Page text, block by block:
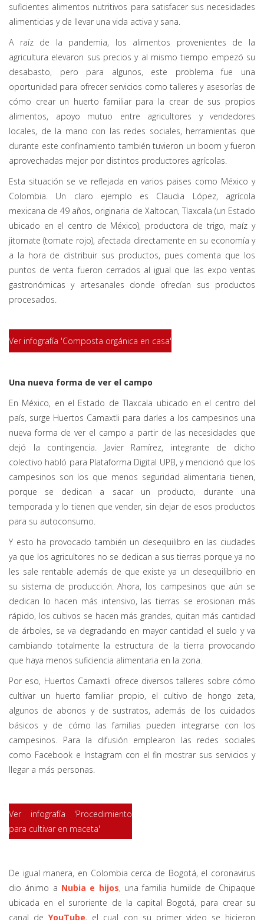
suficientes alimentos nutritivos para satisfacer sus necesidades
alimenticias y de llevar una vida activa y sana.
A raíz de la pandemia, los alimentos provenientes de la
agricultura elevaron sus precios y al mismo tiempo empezó su
desabasto, pero para algunos, este problema fue una
oportunidad para ofrecer servicios como talleres y asesorías de
cómo crear un huerto familiar para la crear de sus propios
alimentos, apoyo mutuo entre agricultores y vendedores
locales, de la mano con las redes sociales, herramientas que
durante este confinamiento también tuvieron un boom y fueron
aprovechadas mejor por distintos productores agrícolas.
Esta situación se ve reflejada en varios paises como México y
Colombia. Un claro ejemplo es Claudia López, agrícola
mexicana de 49 años, originaria de Xaltocan, Tlaxcala (un Estado
ubicado en el centro de México), productora de trigo, maíz y
jitomate (tomate rojo), afectada directamente en su economía y
a la hora de distribuir sus productos, pues comenta que los
puntos de venta fueron cerrados al igual que las expo ventas
gastronómicas y artesanales donde ofrecían sus productos
procesados.
Ver infografía 'Composta orgánica en casa'
Una nueva forma de ver el campo
En México, en el Estado de Tlaxcala ubicado en el centro del
país, surge Huertos Camaxtli para darles a los campesinos una
nueva forma de ver el campo a partir de las necesidades que
dejó la contingencia. Javier Ramírez, integrante de dicho
colectivo habló para Plataforma Digital UPB, y mencionó que los
campesinos son los que menos seguridad alimentaria tienen,
porque se dedican a sacar un producto, durante una
temporada y lo tienen que vender, sin dejar de esos productos
para su autoconsumo.
Y esto ha provocado también un desequilibro en las ciudades
ya que los agricultores no se dedican a sus tierras porque ya no
les sale rentable además de que existe ya un desequilibrio en
su sistema de producción. Ahora, los campesinos que aún se
dedican lo hacen más intensivo, las tierras se erosionan más
rápido, los cultivos se hacen más grandes, quitan más cantidad
de árboles, se va degradando en mayor cantidad el suelo y va
cambiando totalmente la estructura de la tierra provocando
que haya menos suficiencia alimentaria en la zona.
Por eso, Huertos Camaxtli ofrece diversos talleres sobre cómo
cultivar un huerto familiar propio, el cultivo de hongo zeta,
algunos de abonos y de sustratos, además de los cuidados
básicos y de cómo las familias pueden integrarse con los
campesinos. Para la difusión emplearon las redes sociales
como Facebook e Instagram con el fin mostrar sus servicios y
llegar a más personas.
Ver infografía 'Procedimiento
para cultivar en maceta'
De igual manera, en Colombia cerca de Bogotá, el coronavirus
dio ánimo a Nubia e hijos, una familia humilde de Chipaque
ubicada en el suroriente de la capital Bogotá, para crear su
canal deYouTube, el cual con su primer video se hicieron